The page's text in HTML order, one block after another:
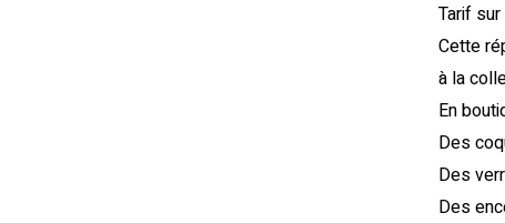
Tarif
Cette
à la
En
Des
Des
Des